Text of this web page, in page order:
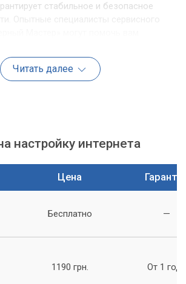
стабильное и безопасное
вашей сети.
интернета по локальной сети может
сервис «Компьютерный
Мастер» предлагает
по настройке интернета по локальной
из них:
Читать далее
настройку интернета
Цена
Бесплатно —
1190 грн. От 1 года